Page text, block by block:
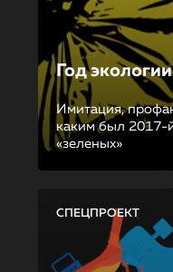
Год экологии
Имитация,
каким был 2017-
«зеленых»
СПЕЦПРОЕКТ